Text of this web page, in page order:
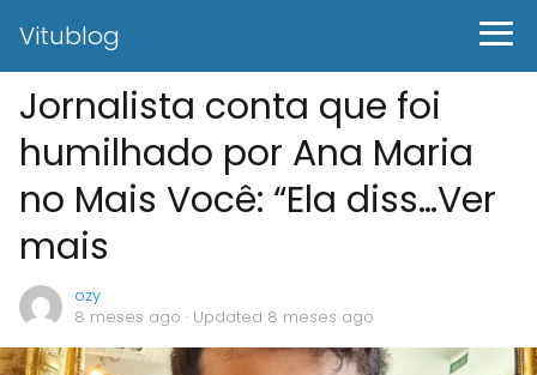
Vitublog
Jornalista conta que foi
humilhado por Ana Maria
no Mais Você: “Ela diss…Ver
mais
ozy
8 meses ago · Updated 8 meses ago